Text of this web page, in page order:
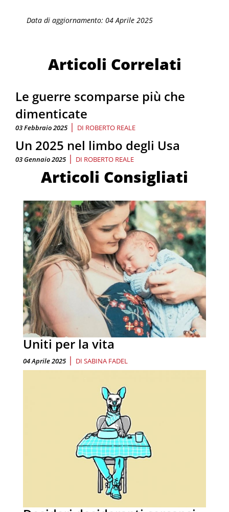
Data di aggiornamento: 04 Aprile 2025
Articoli Correlati
Le guerre scomparse più che
dimenticate
03 Febbraio 2025 | DI ROBERTO REALE
Un 2025 nel limbo degli Usa
03 Gennaio 2025 | DI ROBERTO REALE
Articoli Consigliati
Uniti per la vita
04 Aprile 2025 | DI SABINA FADEL